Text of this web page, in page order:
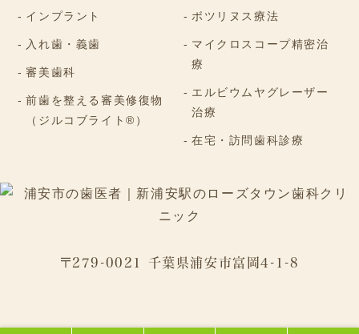
インプラント
入れ歯・義歯
審美歯科
前歯を整える審美修復物
（ジルコブライト®）
ボツリヌス療法
マイクロスコープ精密治
療
エルビウムヤグレーザー
治療
在宅・訪問歯科診療
〒279-0021 千葉県浦安市富岡4-1-8